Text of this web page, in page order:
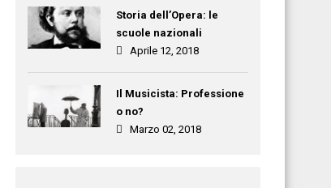
Storia dell’Opera: le
scuole nazionali
Aprile 12, 2018
Il Musicista: Professione
o no?
Marzo 02, 2018